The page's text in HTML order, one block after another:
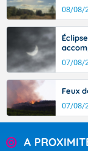
08/08/
07/08/
Feux
07/08/
A